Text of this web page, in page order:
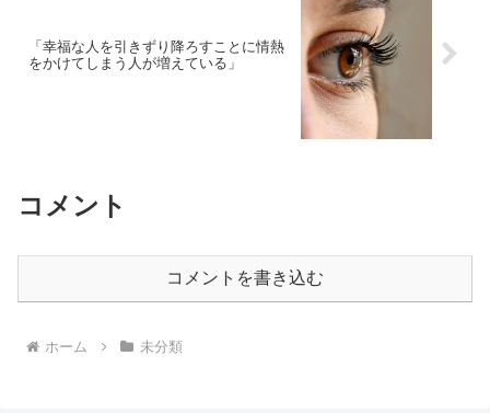
「幸福な人を引きずり降ろすことに情熱
をかけてしまう人が増えている」
コメント
コメントを書き込む
ホーム 未分類